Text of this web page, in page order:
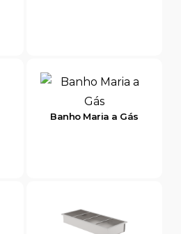
Banho Maria a Gás